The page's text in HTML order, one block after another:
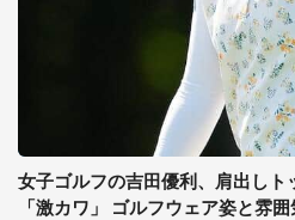
女子ゴルフの吉田優利、肩出し
「激カワ」 ゴルフウェア姿と雰